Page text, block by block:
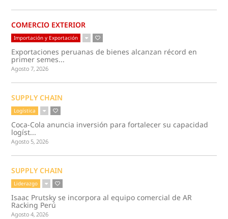
COMERCIO EXTERIOR
Importación y Exportación
Exportaciones peruanas de bienes alcanzan récord en
primer semes...
Agosto 7, 2026
SUPPLY CHAIN
Logística
Coca-Cola anuncia inversión para fortalecer su capacidad
logíst...
Agosto 5, 2026
SUPPLY CHAIN
Liderazgo
Isaac Prutsky se incorpora al equipo comercial de AR
Racking Perú
Agosto 4, 2026